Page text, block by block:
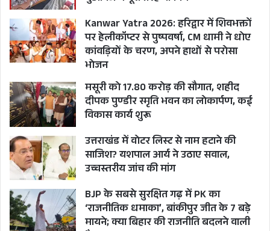
Kanwar Yatra 2026: हरिद्वार में शिवभक्तों
पर हेलीकॉप्टर से पुष्पवर्षा, CM धामी ने धोए
कांवड़ियों के चरण, अपने हाथों से परोसा
भोजन
मसूरी को 17.80 करोड़ की सौगात, शहीद
दीपक पुण्डीर स्मृति भवन का लोकार्पण, कई
विकास कार्य शुरू
उत्तराखंड में वोटर लिस्ट से नाम हटाने की
साजिश? यशपाल आर्य ने उठाए सवाल,
उच्चस्तरीय जांच की मांग
BJP के सबसे सुरक्षित गढ़ में PK का
‘राजनीतिक धमाका’, बांकीपुर जीत के 7 बड़े
मायने; क्या बिहार की राजनीति बदलने वाली